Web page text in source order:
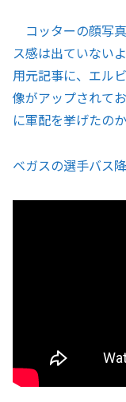
コッターの顔写
ス感は出ていない
用元記事に、エル
像がアップされて
に軍配を挙げたの
ベガスの選手バス